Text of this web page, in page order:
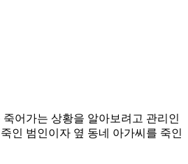
어가는 상황을 알아보려고 관리인
인 범인이자 옆 동네 아가씨를 죽인